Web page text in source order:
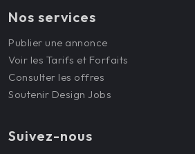
Nos services
Publier une annonce
Voir les Tarifs et Forfaits
Consulter les offres
Soutenir Design Jobs
Suivez-nous